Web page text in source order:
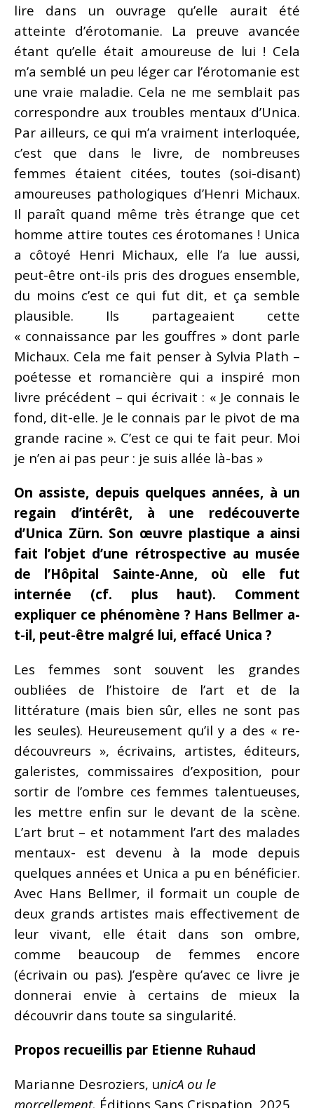
lire dans un ouvrage qu’elle aurait été
atteinte d’érotomanie. La preuve avancée
étant qu’elle était amoureuse de lui ! Cela
m’a semblé un peu léger car l’érotomanie est
une vraie maladie. Cela ne me semblait pas
correspondre aux troubles mentaux d’Unica.
Par ailleurs, ce qui m’a vraiment interloquée,
c’est que dans le livre, de nombreuses
femmes étaient citées, toutes (soi-disant)
amoureuses pathologiques d’Henri Michaux.
Il paraît quand même très étrange que cet
homme attire toutes ces érotomanes ! Unica
a côtoyé Henri Michaux, elle l’a lue aussi,
peut-être ont-ils pris des drogues ensemble,
du moins c’est ce qui fut dit, et ça semble
plausible. Ils partageaient cette
« connaissance par les gouffres » dont parle
Michaux. Cela me fait penser à Sylvia Plath –
poétesse et romancière qui a inspiré mon
livre précédent – qui écrivait : « Je connais le
fond, dit-elle. Je le connais par le pivot de ma
grande racine ». C’est ce qui te fait peur. Moi
je n’en ai pas peur : je suis allée là-bas »
On assiste, depuis quelques années, à un
regain d’intérêt, à une redécouverte
d’Unica Zürn. Son œuvre plastique a ainsi
fait l’objet d’une rétrospective au musée
de l’Hôpital Sainte-Anne, où elle fut
internée (cf. plus haut). Comment
expliquer ce phénomène ? Hans Bellmer a-
t-il, peut-être malgré lui, effacé Unica ?
Les femmes sont souvent les grandes
oubliées de l’histoire de l’art et de la
littérature (mais bien sûr, elles ne sont pas
les seules). Heureusement qu’il y a des « re-
découvreurs », écrivains, artistes, éditeurs,
galeristes, commissaires d’exposition, pour
sortir de l’ombre ces femmes talentueuses,
les mettre enfin sur le devant de la scène.
L’art brut – et notamment l’art des malades
mentaux- est devenu à la mode depuis
quelques années et Unica a pu en bénéficier.
Avec Hans Bellmer, il formait un couple de
deux grands artistes mais effectivement de
leur vivant, elle était dans son ombre,
comme beaucoup de femmes encore
(écrivain ou pas). J’espère qu’avec ce livre je
donnerai envie à certains de mieux la
découvrir dans toute sa singularité.
Propos recueillis par Etienne Ruhaud
Marianne Desroziers, unicA ou le
morcellement, Éditions Sans Crispation, 2025,